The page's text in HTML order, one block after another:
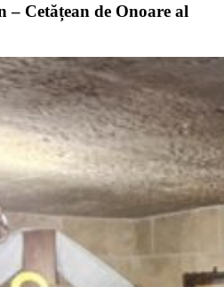
– Cetățean de Onoare al